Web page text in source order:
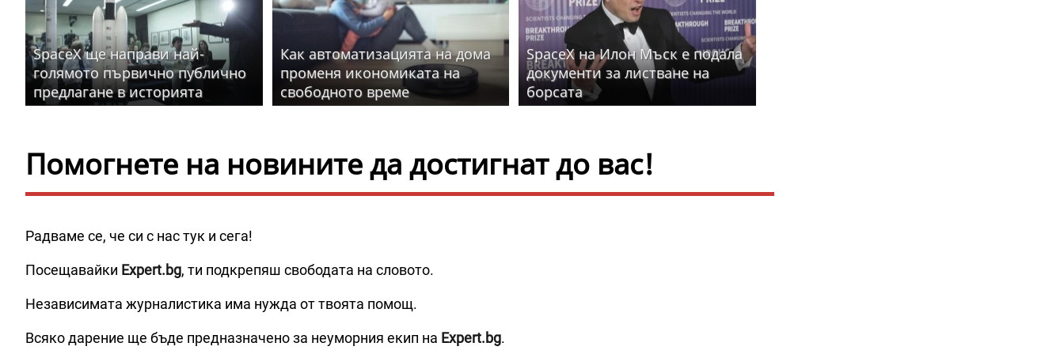
SpaceX ще направи най-
голямото първично публично
предлагане в историята
Как автоматизацията на дома
променя икономиката на
свободното време
SpaceX на Илон Мъск е подала
документи за листване на
борсата
Помогнете на новините да достигнат до вас!
Радваме се, че си с нас тук и сега!
Посещавайки Expert.bg, ти подкрепяш свободата на словото.
Независимата журналистика има нужда от твоята помощ.
Всяко дарение ще бъде предназначено за неуморния екип на Expert.bg.